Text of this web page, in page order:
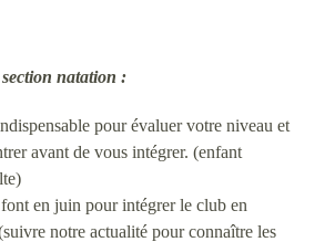
natation :
pour évaluer votre niveau et
avant de vous intégrer. (enfant
font en juin pour intégrer le club en
notre actualité pour connaître les